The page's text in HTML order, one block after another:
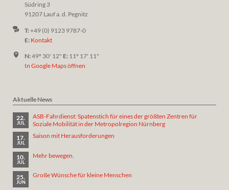
Südring 3
91207 Lauf a. d. Pegnitz
T:+49 (0) 9123 9787-0
E: Kontakt
N:49º 30' 12" E:11º 17' 11"
In Google Maps öffnen
Aktuelle News
22.
JUL
ASB-Fahrdienst: Spatenstich für eines der größten Zentren für
Soziale Mobilität in der Metropolregion Nürnberg
17.
JUL
Saison mit Herausforderungen
10.
JUL
Mehr bewegen.
25.
JUN
Große Wünsche für kleine Menschen